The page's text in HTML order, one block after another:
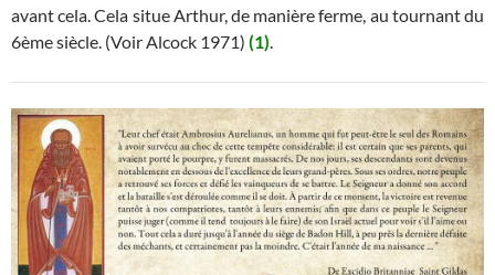
avant cela. Cela situe Arthur, de manière ferme, au tournant du
6ème siècle. (Voir Alcock 1971) (1).